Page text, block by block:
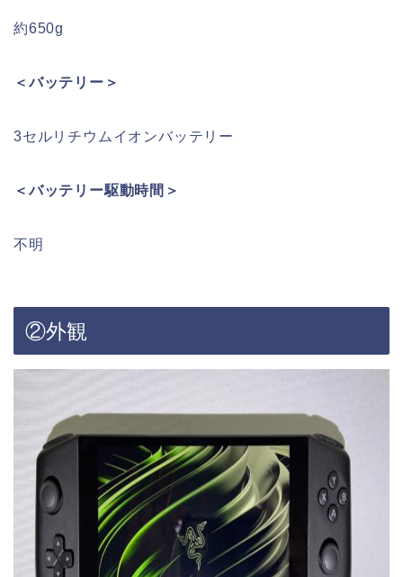
約650g
＜バッテリー＞
3セルリチウムイオンバッテリー
＜バッテリー駆動時間＞
不明
②外観